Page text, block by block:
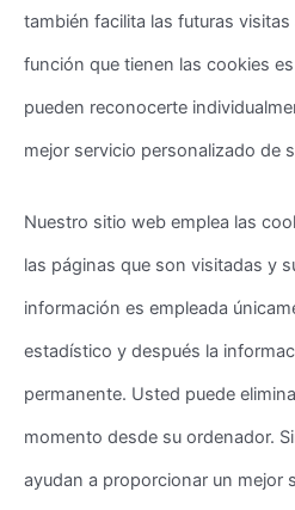
también facilita las futuras
función que tienen las cookies
pueden reconocerte
mejor servicio personalizado de
Nuestro sitio web emplea las
las páginas que son visitadas y
información es empleada
estadístico y después la
permanente. Usted puede
momento desde su ordenador.
ayudan a proporcionar un mejor